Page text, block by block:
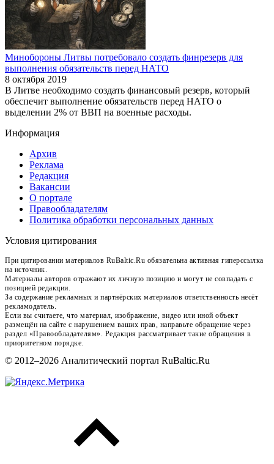
Минобороны Литвы потребовало создать финрезерв для
выполнения обязательств перед НАТО
8 октября 2019
В Литве необходимо создать финансовый резерв, который
обеспечит выполнение обязательств перед НАТО о
выделении 2% от ВВП на военные расходы.
Информация
Архив
Реклама
Редакция
Вакансии
О портале
Правообладателям
Политика обработки персональных данных
Условия цитирования
При цитировании материалов RuBaltic.Ru обязательна активная гиперссылка
на источник.
Материалы авторов отражают их личную позицию и могут не совпадать с
позицией редакции.
За содержание рекламных и партнёрских материалов ответственность несёт
рекламодатель.
Если вы считаете, что материал, изображение, видео или иной объект
размещён на сайте с нарушением ваших прав, направьте обращение через
раздел «Правообладателям». Редакция рассматривает такие обращения в
приоритетном порядке.
© 2012–2026 Аналитический портал RuBaltic.Ru